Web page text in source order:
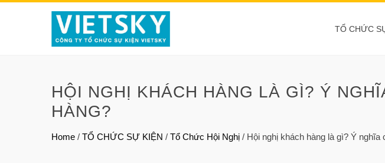
TỔ CHỨC
HỘI NGHỊ KHÁCH HÀNG LÀ GÌ? Ý
HÀNG?
Home / TỔ CHỨC SỰ KIỆN / Tổ Chức Hội Nghị / Hội nghị khách hàng là gì? Ý